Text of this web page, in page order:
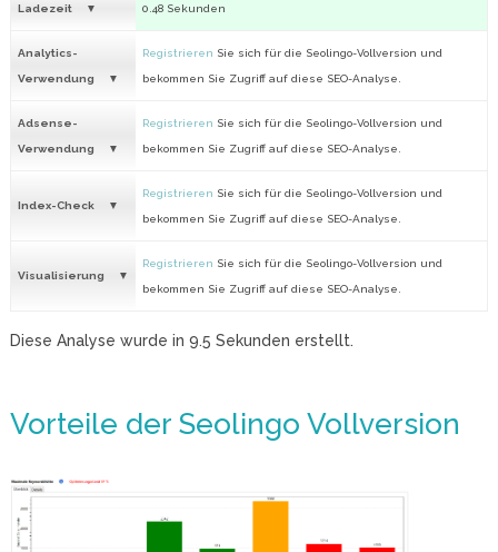
Ladezeit 0.48 Sekunden
Analytics-
Verwendung
Registrieren Sie sich für die Seolingo-Vollversion und
bekommen Sie Zugriff auf diese SEO-Analyse.
Adsense-
Verwendung
Registrieren Sie sich für die Seolingo-Vollversion und
bekommen Sie Zugriff auf diese SEO-Analyse.
Index-Check
Registrieren Sie sich für die Seolingo-Vollversion und
bekommen Sie Zugriff auf diese SEO-Analyse.
Visualisierung
Registrieren Sie sich für die Seolingo-Vollversion und
bekommen Sie Zugriff auf diese SEO-Analyse.
Diese Analyse wurde in 9.5 Sekunden erstellt.
Vorteile der Seolingo Vollversion